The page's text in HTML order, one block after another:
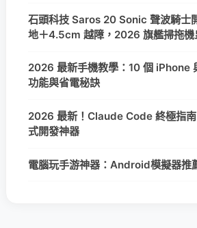
石頭科技 Saros 20 Sonic 聲波騎士
地＋4.5cm 越障，2026 旗艦掃拖機
2026 最新手機教學：10 個 iPhone
功能與省電秘訣
2026 最新！Claude Code 終極指
式開發神器
電腦玩手游神器：Android模擬器推